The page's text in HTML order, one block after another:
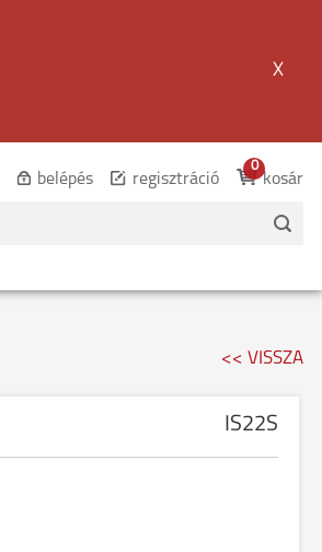
X
belépés regisztráció kosár
0
<< VISSZA
IS22S